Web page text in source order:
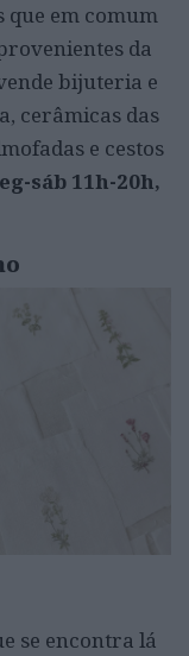
que em comum
da
bijuteria e
cerâmicas das
e cestos
sáb 11h-20h,
se encontra lá